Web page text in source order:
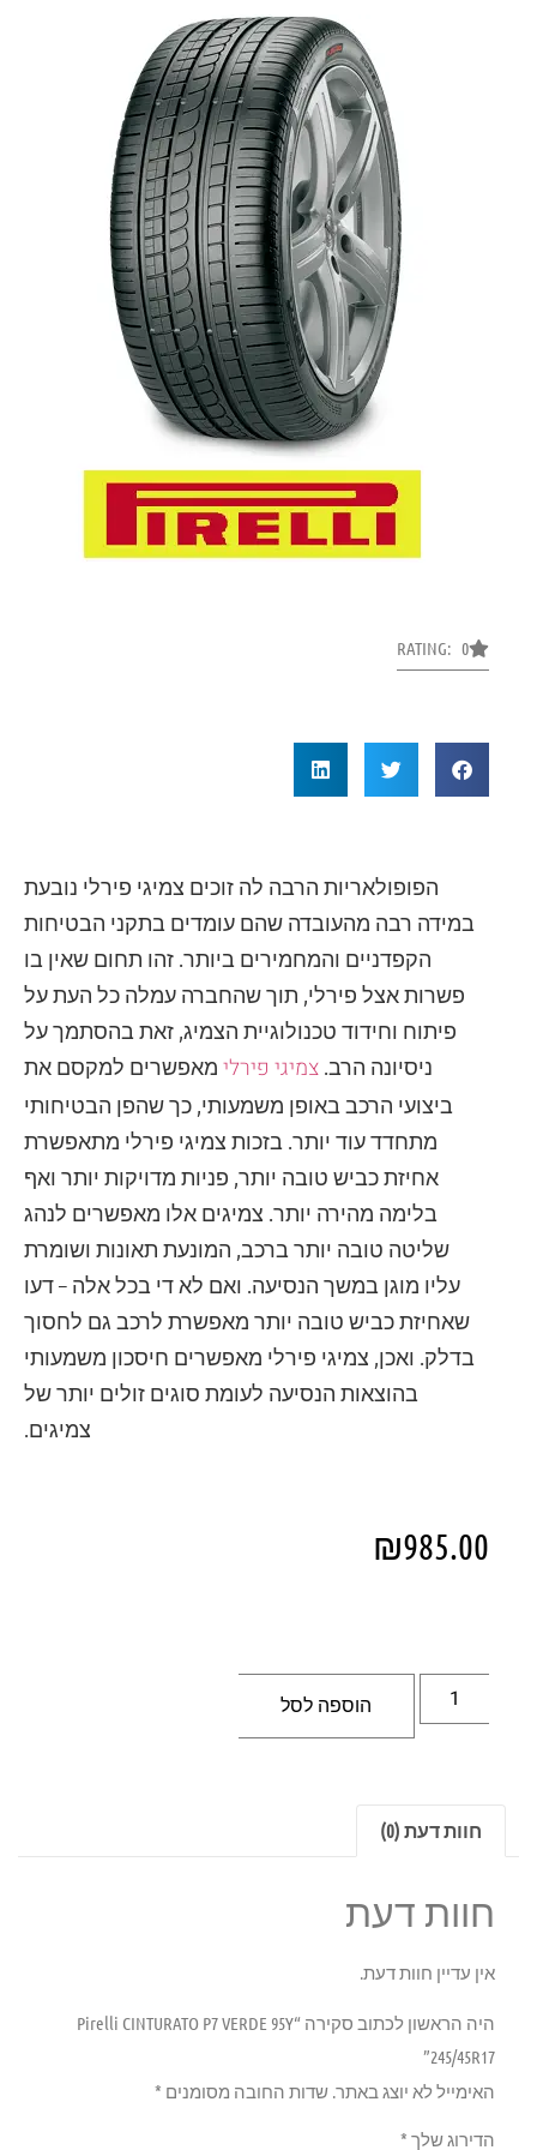
RATING: 0
הפופולאריות הרבה לה זוכים צמיגי פירלי נובעת
במידה רבה מהעובדה שהם עומדים בתקני הבטיחות
הקפדניים והמחמירים ביותר. זהו תחום שאין בו
פשרות אצל פירלי, תוך שהחברה עמלה כל העת על
פיתוח וחידוד טכנולוגיית הצמיג, זאת בהסתמך על
ניסיונה הרב. צמיגי פירלימאפשרים למקסם את
ביצועי הרכב באופן משמעותי, כך שהפן הבטיחותי
מתחדד עוד יותר. בזכות צמיגי פירלי מתאפשרת
אחיזת כביש טובה יותר, פניות מדויקות יותר ואף
בלימה מהירה יותר. צמיגים אלו מאפשרים לנהג
שליטה טובה יותר ברכב, המונעת תאונות ושומרת
עליו מוגן במשך הנסיעה. ואם לא די בכל אלה – דעו
שאחיזת כביש טובה יותר מאפשרת לרכב גם לחסוך
בדלק. ואכן, צמיגי פירלי מאפשרים חיסכון משמעותי
בהוצאות הנסיעה לעומת סוגים זולים יותר של
צמיגים.
₪985.00
הוספה לסל
חוות דעת (0)
חוות דעת
אין עדיין חוות דעת.
היה הראשון לכתוב סקירה “Pirelli CINTURATO P7 VERDE 95Y
245/45R17”
האימייל לא יוצג באתר.שדות החובה מסומנים*
הדירוג שלך*